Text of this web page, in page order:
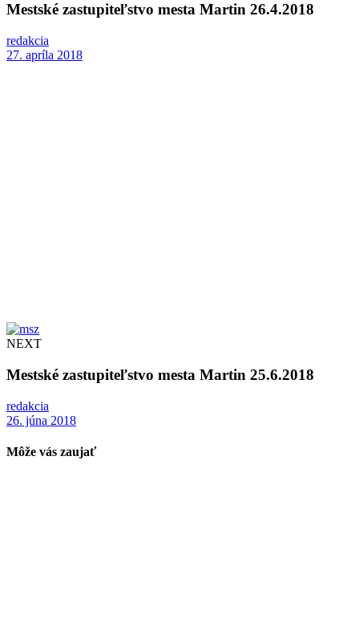
Mestské zastupiteľstvo mesta Martin 26.4.2018
redakcia
27. apríla 2018
NEXT
Mestské zastupiteľstvo mesta Martin 25.6.2018
redakcia
26. júna 2018
Môže vás zaujať